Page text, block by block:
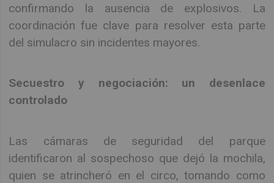
confirmando la ausencia de explosivos. La
coordinación fue clave para resolver esta parte
del simulacro sin incidentes mayores.
Secuestro y negociación: un desenlace
controlado
Las cámaras de seguridad del parque
identificaron al sospechoso que dejó la mochila,
quien se atrincheró en el circo, tomando como